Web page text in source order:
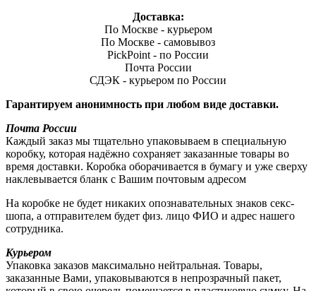
Доставка:
По Москве - курьером
По Москве - самовывоз
PickPoint - по России
Почта России
СДЭК - курьером по России
Гарантируем анонимность при любом виде доставки.
Почта России
Каждый заказ мы тщательно упаковываем в специальную
коробку, которая надёжно сохраняет заказанные товары во
время доставки. Коробка оборачивается в бумагу и уже сверху
наклевывается бланк с Вашим почтовым адресом
На коробке не будет никаких опознавательных знаков секс-
шопа, а отправителем будет физ. лицо ФИО и адрес нашего
сотрудника.
Курьером
Упаковка заказов максимально нейтральная. Товары,
заказанные Вами, упаковываются в непрозрачный пакет,